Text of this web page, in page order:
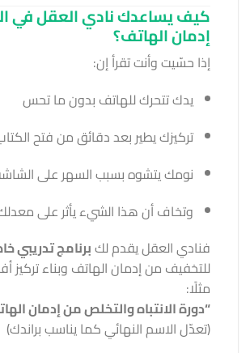
كيف يساعدك نادي العقل في
إدمان الهاتف؟
إذا حسّيت وأنت تقرأ إن:
يدك تتحرك للهاتف بدون ما تحس
تركيزك يطير بعد دقائق من فتح
نومك يتشوه بسبب السهر على
وتخاف أن هذا الشيء يأثر على
فنادي العقل يقدم لكبرنامج تدريبي
للتخفيف من إدمان الهاتف وبناء تركيز
مثلًا:
“دورة الانتباه والتخلص من إدمان
(تعدّل الاسم النهائي كما يناسب براندك)